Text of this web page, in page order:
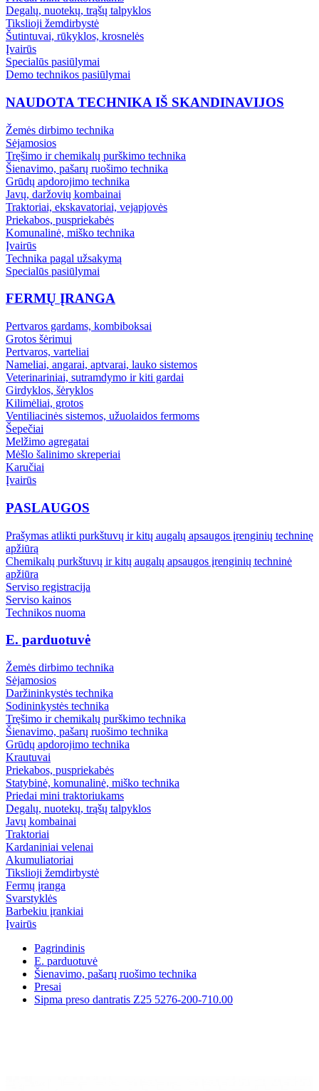
Degalų, nuotekų, trąšų talpyklos
Tikslioji žemdirbystė
Šutintuvai, rūkyklos, krosnelės
Įvairūs
Specialūs pasiūlymai
Demo technikos pasiūlymai
NAUDOTA TECHNIKA IŠ SKANDINAVIJOS
Žemės dirbimo technika
Sėjamosios
Tręšimo ir chemikalų purškimo technika
Šienavimo, pašarų ruošimo technika
Grūdų apdorojimo technika
Javų, daržovių kombainai
Traktoriai, ekskavatoriai, vejapjovės
Priekabos, puspriekabės
Komunalinė, miško technika
Įvairūs
Technika pagal užsakymą
Specialūs pasiūlymai
FERMŲ ĮRANGA
Pertvaros gardams, kombiboksai
Grotos šėrimui
Pertvaros, varteliai
Nameliai, angarai, aptvarai, lauko sistemos
Veterinariniai, sutramdymo ir kiti gardai
Girdyklos, šėryklos
Kilimėliai, grotos
Ventiliacinės sistemos, užuolaidos fermoms
Šepečiai
Melžimo agregatai
Mėšlo šalinimo skreperiai
Karučiai
Įvairūs
PASLAUGOS
Prašymas atlikti purkštuvų ir kitų augalų apsaugos įrenginių techninę
apžiūrą
Chemikalų purkštuvų ir kitų augalų apsaugos įrenginių techninė
apžiūra
Serviso registracija
Serviso kainos
Technikos nuoma
E. parduotuvė
Žemės dirbimo technika
Sėjamosios
Daržininkystės technika
Sodininkystės technika
Tręšimo ir chemikalų purškimo technika
Šienavimo, pašarų ruošimo technika
Grūdų apdorojimo technika
Krautuvai
Priekabos, puspriekabės
Statybinė, komunalinė, miško technika
Priedai mini traktoriukams
Degalų, nuotekų, trąšų talpyklos
Javų kombainai
Traktoriai
Kardaniniai velenai
Akumuliatoriai
Tikslioji žemdirbystė
Fermų įranga
Svarstyklės
Barbekiu įrankiai
Įvairūs
Pagrindinis
E. parduotuvė
Šienavimo, pašarų ruošimo technika
Presai
Sipma preso dantratis Z25 5276-200-710.00